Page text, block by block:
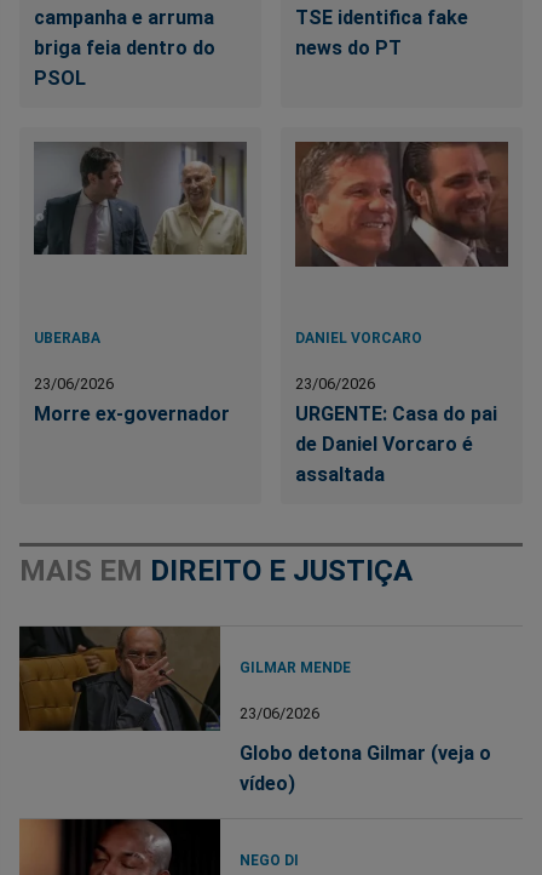
campanha e arruma
briga feia dentro do
PSOL
TSE identifica fake
news do PT
UBERABA
23/06/2026
Morre ex-governador
DANIEL VORCARO
23/06/2026
URGENTE: Casa do pai
de Daniel Vorcaro é
assaltada
MAIS EM DIREITO E JUSTIÇA
GILMAR MENDE
23/06/2026
Globo detona Gilmar (veja o
vídeo)
NEGO DI